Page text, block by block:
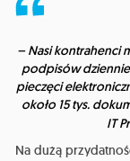
– Nasi kontrahenci
podpisów
pieczęci
około 15 tys.
IT
Na dużą